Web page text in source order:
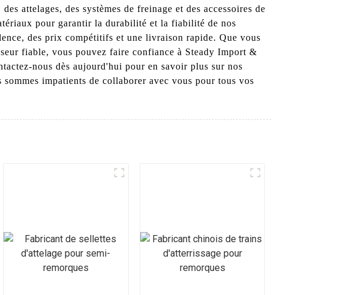
attelages, des systèmes de freinage et des accessoires de
pour garantir la durabilité et la fiabilité de nos
des prix compétitifs et une livraison rapide. Que vous
fiable, vous pouvez faire confiance à Steady Import &
nous dès aujourd'hui pour en savoir plus sur nos
impatients de collaborer avec vous pour tous vos